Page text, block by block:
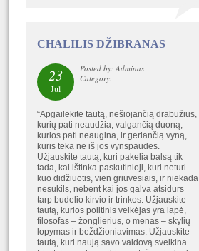
CHALILIS DŽIBRANAS
23
Jul
Posted by: Adminas
Category:
“Apgailėkite tautą, nešiojančią drabužius,
kurių pati neaudžia, valgančią duoną,
kurios pati neaugina, ir geriančią vyną,
kuris teka ne iš jos vynspaudės.
Užjauskite tautą, kuri pakelia balsą tik
tada, kai ištinka paskutinioji, kuri neturi
kuo didžiuotis, vien griuvėsiais, ir niekada
nesukils, nebent kai jos galva atsidurs
tarp budelio kirvio ir trinkos. Užjauskite
tautą, kurios politinis veikėjas yra lapė,
filosofas – žonglierius, o menas – skylių
lopymas ir beždžioniavimas. Užjauskite
tautą, kuri naują savo valdovą sveikina